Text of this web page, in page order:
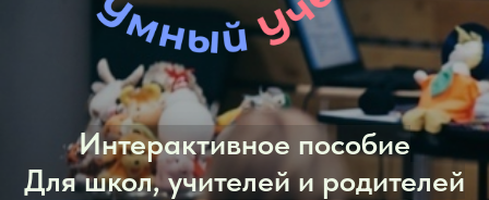
Интерактивное пособие
Для школ, учителей и родителей